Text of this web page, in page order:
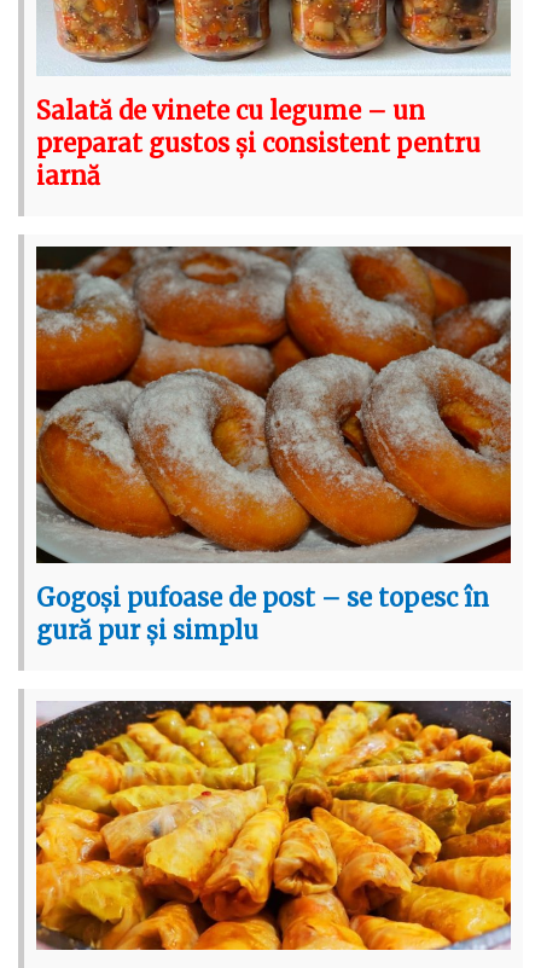
Salată de vinete cu legume – un
preparat gustos și consistent pentru
iarnă
Gogoși pufoase de post – se topesc în
gură pur și simplu